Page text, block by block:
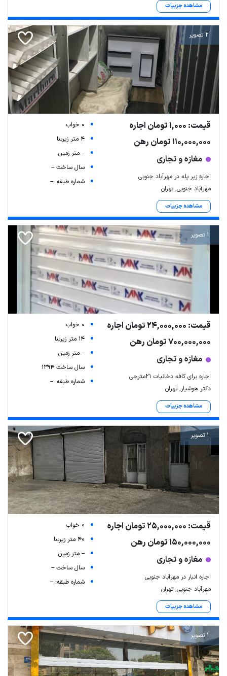
مشاهده جزییات
2 تصویر
قیمت: 1,000 تومان اجاره
110,000,000 تومان رهن
مغازه و تجاری
اجاره زیر پله در مهرآباد جنوبی
مهرآباد جنوبی, تهران
مشاهده جزییات
0 خواب
4 متر زیربنا
-- متر زمین
سال ساخت --
شماره طبقه: --
1 تصویر
قیمت: 24,000,000 تومان اجاره
700,000,000 تومان رهن
مغازه و تجاری
اجاره برای کافه دخانیات ۲۱مترجی
دکتر هوشیار, تهران
مشاهده جزییات
0 خواب
14 متر زیربنا
-- متر زمین
سال ساخت 1394
شماره طبقه: --
1 تصویر
قیمت: 25,000,000 تومان اجاره
150,000,000 تومان رهن
مغازه و تجاری
اجاره انبار در مهرآباد جنوبی
مهرآباد جنوبی, تهران
مشاهده جزییات
0 خواب
40 متر زیربنا
-- متر زمین
سال ساخت --
شماره طبقه: --
1 تصویر